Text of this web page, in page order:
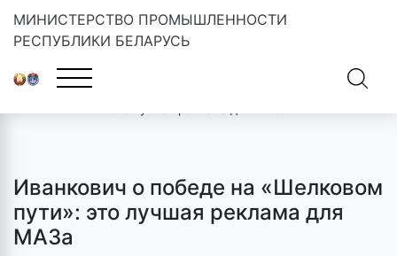
МИНИСТЕРСТВО ПРОМЫШЛЕННОСТИ
РЕСПУБЛИКИ БЕЛАРУСЬ
Главная»Новости
Иванкович о победе на «Шелковом пути»:
Иванкович о победе на «Шелковом
пути»: это лучшая реклама для
МАЗа